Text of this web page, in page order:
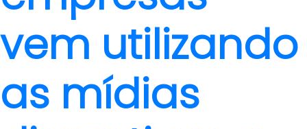
vem utilizando
as mídias